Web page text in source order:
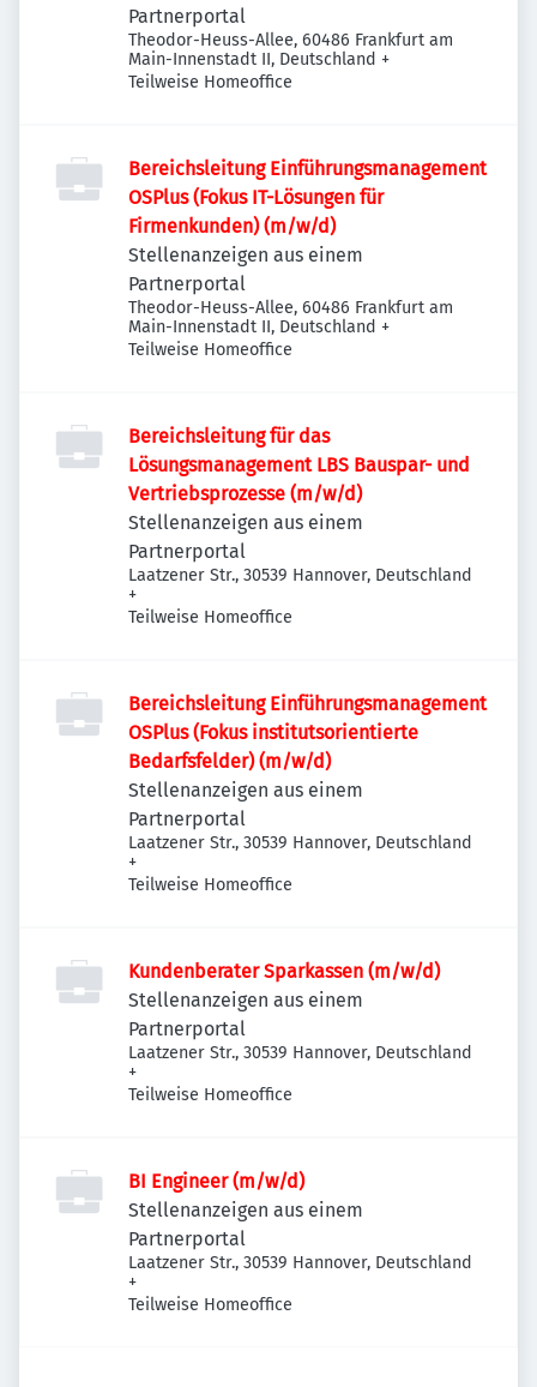
Partnerportal
Theodor-Heuss-Allee, 60486 Frankfurt am
Main-Innenstadt II, Deutschland +
Teilweise Homeoffice
Bereichsleitung Einführungsmanagement
OSPlus (Fokus IT-Lösungen für
Firmenkunden) (m/w/d)
Stellenanzeigen aus einem
Partnerportal
Theodor-Heuss-Allee, 60486 Frankfurt am
Main-Innenstadt II, Deutschland +
Teilweise Homeoffice
Bereichsleitung für das
Lösungsmanagement LBS Bauspar- und
Vertriebsprozesse (m/w/d)
Stellenanzeigen aus einem
Partnerportal
Laatzener Str., 30539 Hannover, Deutschland
+
Teilweise Homeoffice
Bereichsleitung Einführungsmanagement
OSPlus (Fokus institutsorientierte
Bedarfsfelder) (m/w/d)
Stellenanzeigen aus einem
Partnerportal
Laatzener Str., 30539 Hannover, Deutschland
+
Teilweise Homeoffice
Kundenberater Sparkassen (m/w/d)
Stellenanzeigen aus einem
Partnerportal
Laatzener Str., 30539 Hannover, Deutschland
+
Teilweise Homeoffice
BI Engineer (m/w/d)
Stellenanzeigen aus einem
Partnerportal
Laatzener Str., 30539 Hannover, Deutschland
+
Teilweise Homeoffice